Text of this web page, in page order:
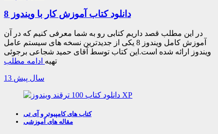
دانلود کتاب آموزش کار با ویندوز 8
در این مطلب قصد داریم کتابی رو به شما معرفی کنیم که در آن
آموزش کامل ویندوز 8 یکی از جدیدترین نسخه های سیستم عامل
ویندوز ارائه شده است.این کتاب توسط آقای حمید شجاعی برجوئی
تهیه ادامه مطلب
13 سال پیش
کتاب های کامپیوتر و آی تی
مقاله های آموزشی